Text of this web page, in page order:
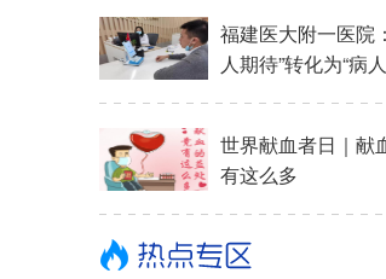
福建医大附一医院
人期待”转化为“病
世界献血者日｜献
有这么多